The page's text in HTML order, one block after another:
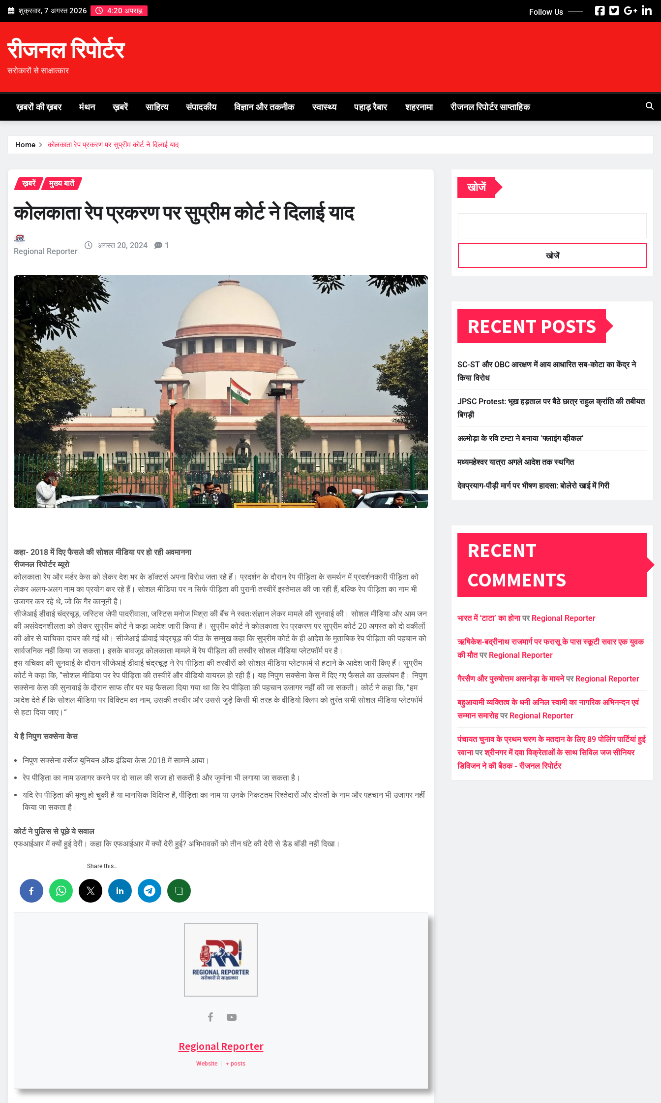
Skip
शुक्रवार, 7 अगस्त 2026 4:20 अपराह्न Follow Us
रीजनल रिपोर्टर
सरोकारों से साक्षात्कार
ख़बरों की ख़बर मंथन ख़बरें साहित्य संपादकीय विज्ञान और तकनीक स्वास्थ्य पहाड़ रैबार शहरनामा रीजनल रिपोर्टर साप्ताहिक
Home कोलकाता रेप प्रकरण पर सुप्रीम कोर्ट ने दिलाई याद
ख़बरें मुख्य बातें
कोलकाता रेप प्रकरण पर सुप्रीम कोर्ट ने दिलाई याद
Regional Reporter
अगस्त 20, 2024 1
कहा- 2018 में दिए फैसले की सोशल मीडिया पर हो रही अवमानना
रीजनल रिपोर्टर ब्यूरो
कोलकाता रेप और मर्डर केस को लेकर देश भर के डॉक्टर्स अपना विरोध जता रहे हैं। प्रदर्शन के दौरान रेप पीड़िता के समर्थन में प्रदर्शनकारी पीड़िता को
लेकर अलग-अलग नाम का प्रयोग कर रहे हैं। सोशल मीडिया पर न सिर्फ पीड़िता की पुरानी तस्वीरें इस्तेमाल की जा रही हैं, बल्कि रेप पीड़िता का नाम भी
उजागर कर रहे थे, जो कि गैर कानूनी है।
सीजेआई डीवाई चंद्रचूड़, जस्टिस जेपी पादरीवाला, जस्टिस मनोज मिश्रा की बैंच ने स्वतःसंज्ञान लेकर मामले की सुनवाई की। सोशल मीडिया और आम जन
की असंवेदनशीलता को लेकर सुप्रीम कोर्ट ने कड़ा आदेश जारी किया है। सुप्रीम कोर्ट ने कोलकाता रेप प्रकरण पर सुप्रीम कोर्ट 20 अगस्त को दो वकीलों
की ओर से याचिका दायर की गई थी। सीजेआई डीवाई चंद्रचूड़ की पीठ के सम्मुख कहा कि सुप्रीम कोर्ट के ही आदेश के मुताबिक रेप पीड़िता की पहचान को
सार्वजनिक नहीं किया जा सकता। इसके बावजूद कोलकाता मामले में रेप पीड़िता की तस्वीर सोशल मीडिया प्लेटफॉर्म पर है।
इस यचिका की सुनवाई के दौरान सीजेआई डीवाई चंद्रचूड़ ने रेप पीड़िता की तस्वीरों को सोशल मीडिया प्लेटफार्म से हटाने के आदेश जारी किए हैं। सुप्रीम
कोर्ट ने कहा कि, ”सोशल मीडिया पर रेप पीड़िता की तस्वीरें और वीडियो वायरल हो रही हैं। यह निपुण सक्सेना केस में दिए गए फैसले का उल्लंघन है। निपुण
सक्सेना केस की सुनावाई के दौरान साफ तौर पर यह फैसला दिया गया था कि रेप पीड़िता की पहचान उजागर नहीं की जा सकती। कोर्ट ने कहा कि, ”हम
आदेश देते हैं कि सोशल मीडिया पर विक्टिम का नाम, उसकी तस्वीर और उससे जुड़े किसी भी तरह के वीडियो क्लिप को तुरंत सभी सोशल मीडिया प्लेटफॉर्म
से हटा दिया जाए।“
ये है निपुण सक्सेना केस
निपुण सक्सेना वर्सेज यूनियन ऑफ इंडिया केस 2018 में सामने आया।
रेप पीड़िता का नाम उजागर करने पर दो साल की सजा हो सकती है और जुर्माना भी लगाया जा सकता है।
यदि रेप पीड़िता की मृत्यु हो चुकी है या मानसिक विक्षिप्त है, पीड़िता का नाम या उनके निकटतम रिश्तेदारों और दोस्तों के नाम और पहचान भी उजागर नहीं
किया जा सकता है।
कोर्ट ने पुलिस से पूछे ये सवाल
एफआईआर में क्यों हुई देरी। कहा कि एफआईआर में क्यों देरी हुई? अभिभावकों को तीन घंटे की देरी से डैड बॉडी नहीं दिखा।
Share this…
Regional Reporter
Website + posts
खोजें
खोजें
RECENT POSTS
SC-ST और OBC आरक्षण में आय आधारित सब-कोटा का केंद्र ने
किया विरोध
JPSC Protest: भूख हड़ताल पर बैठे छात्र राहुल क्रांति की तबीयत
बिगड़ी
अल्मोड़ा के रवि टम्टा ने बनाया ‘फ्लाइंग व्हीकल’
मध्यमहेश्वर यात्रा अगले आदेश तक स्थगित
देवप्रयाग-पौड़ी मार्ग पर भीषण हादसा: बोलेरो खाई में गिरी
RECENT
COMMENTS
भारत में ‘टाटा’ का होनापर Regional Reporter
ऋषिकेश-बद्रीनाथ राजमार्ग पर फरासू के पास स्कूटी सवार एक युवक
की मौतपर Regional Reporter
गैरसैण और पुरुषोत्तम असनोड़ा के मायनेपर Regional Reporter
बहुआयामी व्यक्तित्व के धनी अनिल स्वामी का नागरिक अभिनन्दन एवं
सम्मान समारोहपर Regional Reporter
पंचायत चुनाव के प्रथम चरण के मतदान के लिए 89 पोलिंग पार्टियां हुई
रवानापरश्रीनगर में दवा विक्रेताओं के साथ सिविल जज सीनियर
डिविजन ने की बैठक - रीजनल रिपोर्टर